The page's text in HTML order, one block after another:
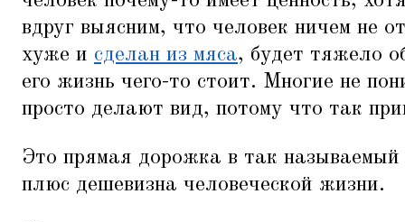
вдруг выясним, что человек ничем не
хуже и сделан из мяса, будет тяжело
его жизнь чего-то стоит. Многие не
просто делают вид, потому что так
Это прямая дорожка в так называемый
плюс дешевизна человеческой жизни.